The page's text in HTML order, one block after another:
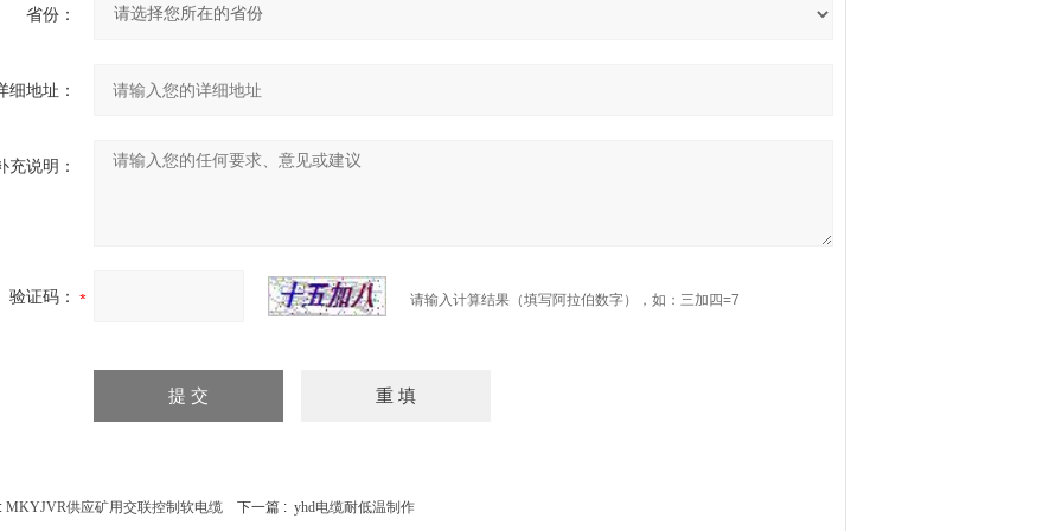
省份：
细地址：
充说明：
验证码： 请输入计算结果（填写阿拉伯数字），如：三加四=7
MKYJVR供应矿用交联控制软电缆 下一篇 : yhd电缆耐低温制作